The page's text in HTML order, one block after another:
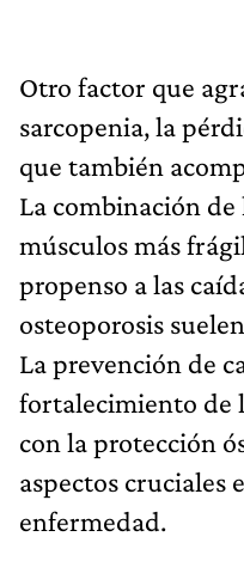
Otro factor que
sarcopenia, la
que también
La combinación
músculos más
propenso a las
osteoporosis
La prevención de
fortalecimiento de
con la protección
aspectos cruciales
enfermedad.